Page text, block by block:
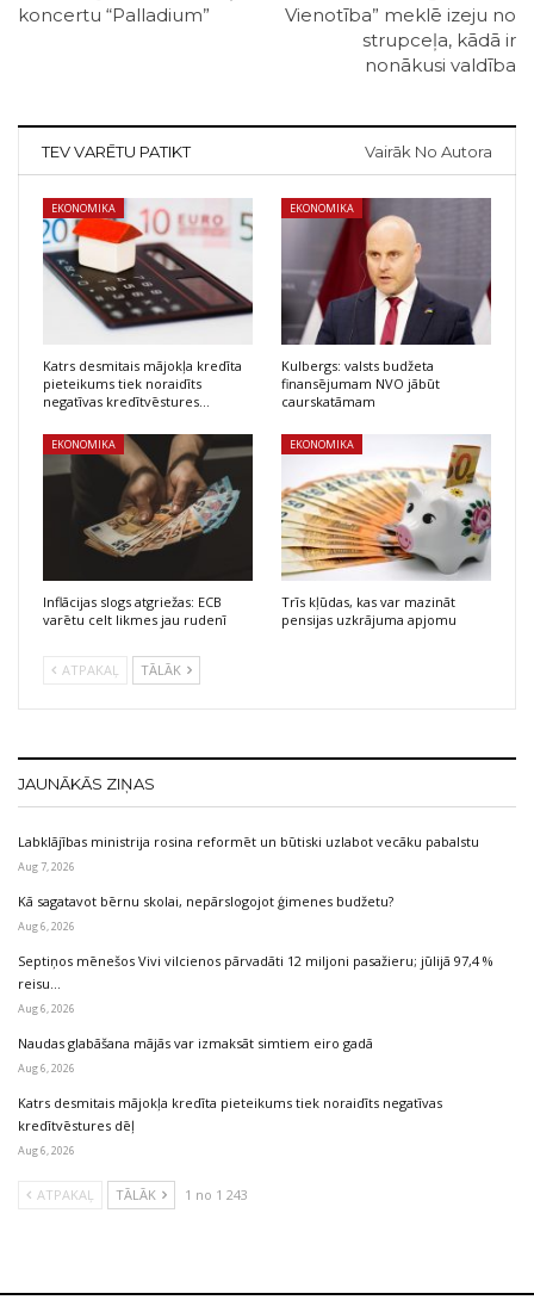
koncertu “Palladium”
Vienotība” meklē izeju no
strupceļa, kādā ir
nonākusi valdība
TEV VARĒTU PATIKT Vairāk No Autora
EKONOMIKA
Katrs desmitais mājokļa kredīta
pieteikums tiek noraidīts
negatīvas kredītvēstures…
EKONOMIKA
Kulbergs: valsts budžeta
finansējumam NVO jābūt
caurskatāmam
EKONOMIKA
Inflācijas slogs atgriežas: ECB
varētu celt likmes jau rudenī
EKONOMIKA
Trīs kļūdas, kas var mazināt
pensijas uzkrājuma apjomu
ATPAKAĻ TĀLĀK
JAUNĀKĀS ZIŅAS
Labklājības ministrija rosina reformēt un būtiski uzlabot vecāku pabalstu
Aug 7, 2026
Kā sagatavot bērnu skolai, nepārslogojot ģimenes budžetu?
Aug 6, 2026
Septiņos mēnešos Vivi vilcienos pārvadāti 12 miljoni pasažieru; jūlijā 97,4 %
reisu…
Aug 6, 2026
Naudas glabāšana mājās var izmaksāt simtiem eiro gadā
Aug 6, 2026
Katrs desmitais mājokļa kredīta pieteikums tiek noraidīts negatīvas
kredītvēstures dēļ
Aug 6, 2026
ATPAKAĻ TĀLĀK 1 no 1 243